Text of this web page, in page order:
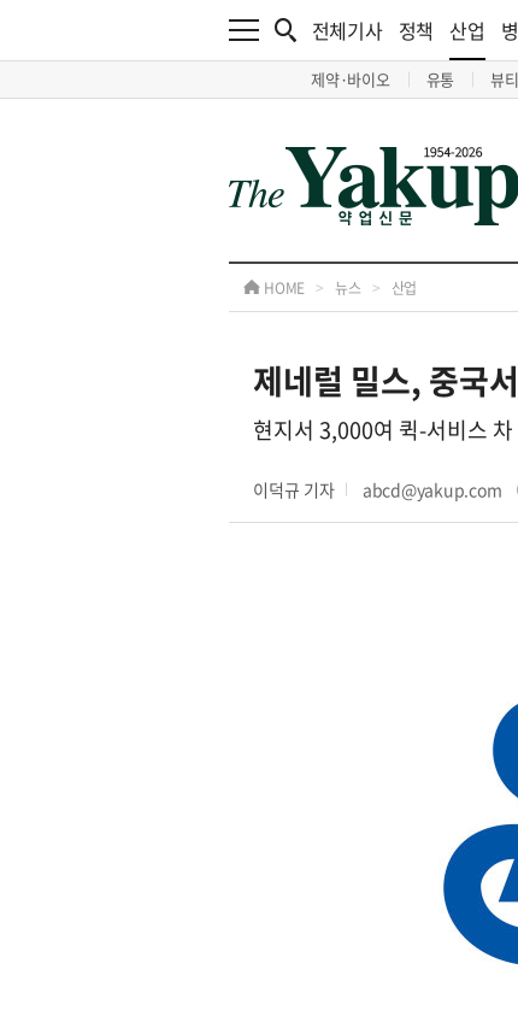
전체기사 정책 산업
제약·바이오 유통 뷰티
HOME > 뉴스 > 산업
제네럴 밀스, 중국
현지서 3,000여 퀵-서비스
이덕규 기자 abcd@yakup.com